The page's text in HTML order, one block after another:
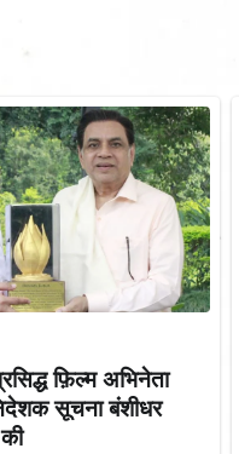
फ़िल्म अभिनेता
सूचना बंशीधर